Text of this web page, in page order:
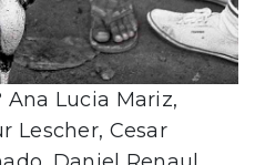
Lucia Mariz,
Lescher, Cesar